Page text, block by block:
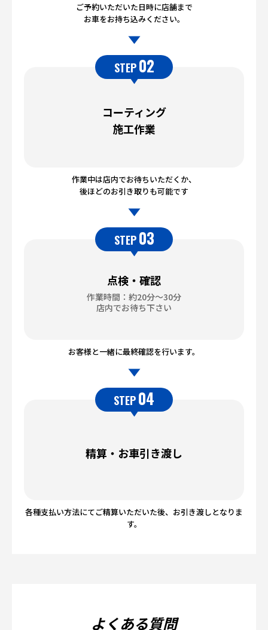
ご予約いただいた日時に店舗まで
お車をお持ち込みください。
STEP 02
コーティング
施工作業
作業中は店内でお待ちいただくか、
後ほどのお引き取りも可能です
STEP 03
点検・確認
作業時間：約20分～30分
店内でお待ち下さい
お客様と一緒に最終確認を行います。
STEP04
精算・お車引き渡し
各種支払い方法にてご精算いただいた後、お引き渡しとなりま
す。
よくある質問